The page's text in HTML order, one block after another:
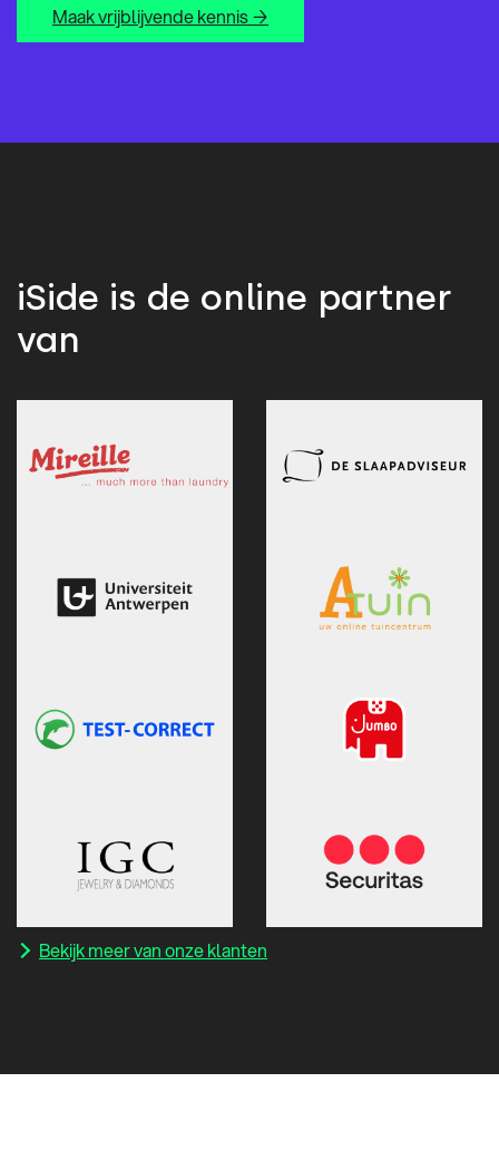
Maak vrijblijvende kennis →
iSide is de online partner
van
Bekijk meer van onze klanten